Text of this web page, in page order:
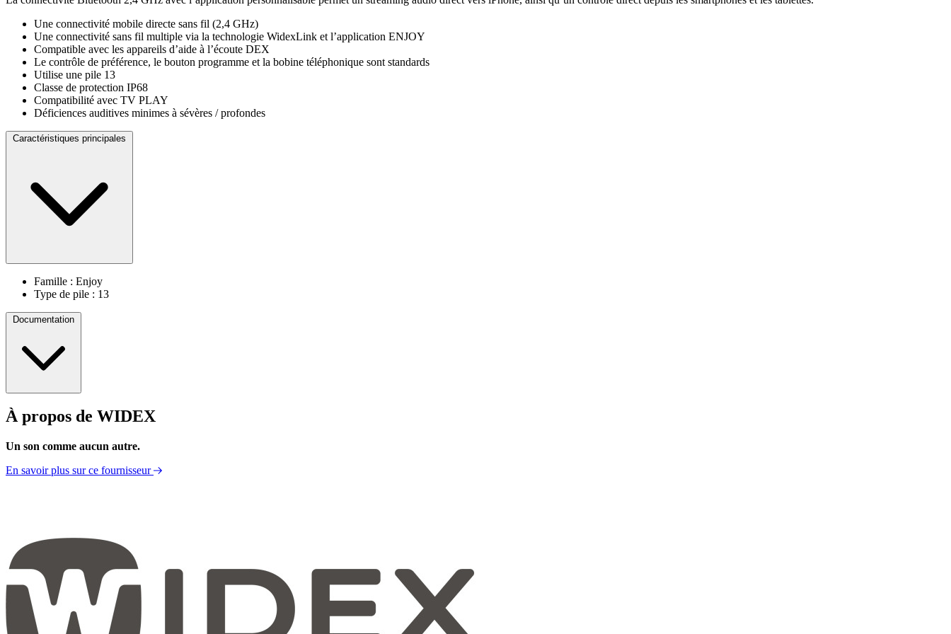
Une connectivité mobile directe sans fil (2,4 GHz)
Une connectivité sans fil multiple via la technologie WidexLink et l’application ENJOY
Compatible avec les appareils d’aide à l’écoute DEX
Le contrôle de préférence, le bouton programme et la bobine téléphonique sont standards
Utilise une pile 13
Classe de protection IP68
Compatibilité avec TV PLAY
Déficiences auditives minimes à sévères / profondes
Caractéristiques principales
Famille : Enjoy
Type de pile : 13
Documentation
Fiche technique
À propos de WIDEX
Un son comme aucun autre.
En savoir plus sur ce fournisseur